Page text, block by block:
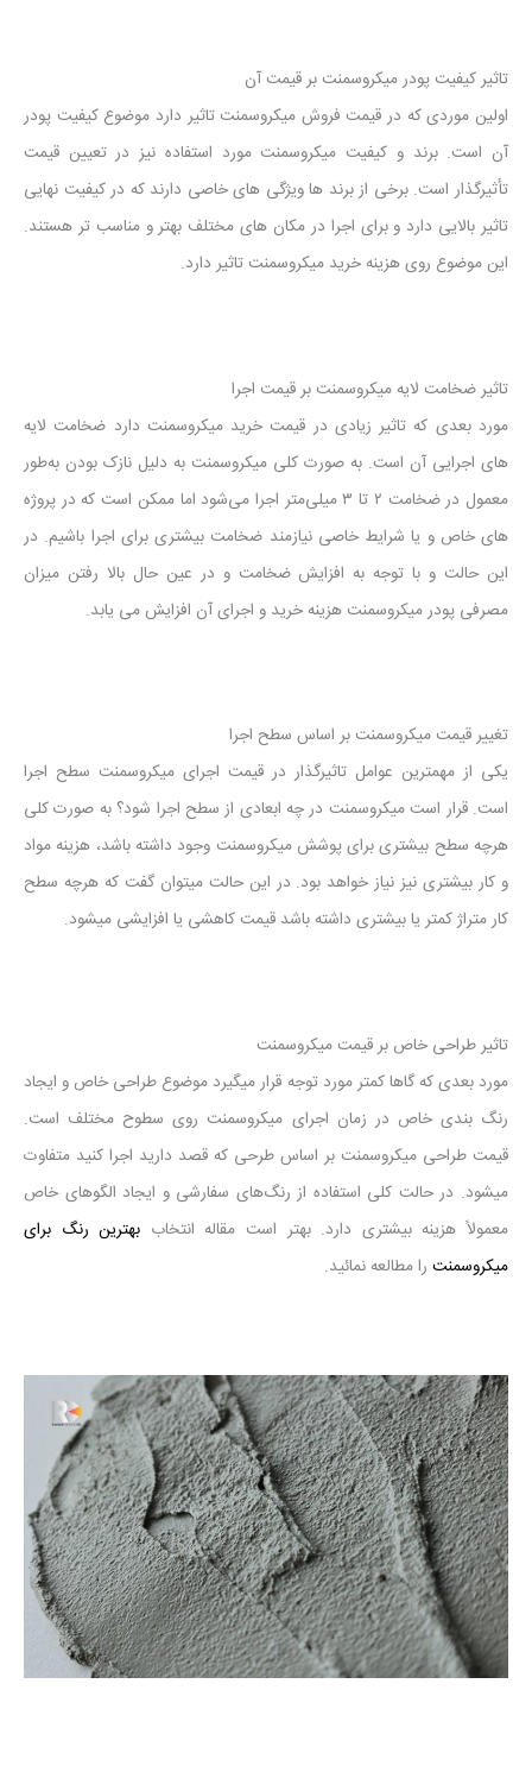
تاثیر کیفیت پودر میکروسمنت بر قیمت آن
اولین موردی که در قیمت فروش میکروسمنت تاثیر دارد موضوع کیفیت پودر
آن است. برند و کیفیت میکروسمنت مورد استفاده نیز در تعیین قیمت
تأثیرگذار است. برخی از برند ها ویژگی های خاصی دارند که در کیفیت نهایی
تاثیر بالایی دارد و برای اجرا در مکان های مختلف بهتر و مناسب تر هستند.
این موضوع روی هزینه خرید میکروسمنت تاثیر دارد.
تاثیر ضخامت لایه میکروسمنت بر قیمت اجرا
مورد بعدی که تاثیر زیادی در قیمت خرید میکروسمنت دارد ضخامت لایه
های اجرایی آن است. به صورت کلی میکروسمنت به دلیل نازک بودن به‌طور
معمول در ضخامت ۲ تا ۳ میلی‌متر اجرا می‌شود اما ممکن است که در پروژه
های خاص و یا شرایط خاصی نیازمند ضخامت بیشتری برای اجرا باشیم. در
این حالت و با توجه به افزایش ضخامت و در عین حال بالا رفتن میزان
مصرفی پودر میکروسمنت هزینه خرید و اجرای آن افزایش می یابد.
تغییر قیمت میکروسمنت بر اساس سطح اجرا
یکی از مهمترین عوامل تاثیرگذار در قیمت اجرای میکروسمنت سطح اجرا
است. قرار است میکروسمنت در چه ابعادی از سطح اجرا شود؟ به صورت کلی
هرچه سطح بیشتری برای پوشش میکروسمنت وجود داشته باشد، هزینه مواد
و کار بیشتری نیز نیاز خواهد بود. در این حالت میتوان گفت که هرچه سطح
کار متراژ کمتر یا بیشتری داشته باشد قیمت کاهشی یا افزایشی میشود.
تاثیر طراحی خاص بر قیمت میکروسمنت
مورد بعدی که گاها کمتر مورد توجه قرار میگیرد موضوع طراحی خاص و ایجاد
رنگ بندی خاص در زمان اجرای میکروسمنت روی سطوح مختلف است.
قیمت طراحی میکروسمنت بر اساس طرحی که قصد دارید اجرا کنید متفاوت
میشود. در حالت کلی استفاده از رنگ‌های سفارشی و ایجاد الگوهای خاص
معمولاً هزینه بیشتری دارد. بهتر است مقاله انتخاب بهترین رنگ برای
میکروسمنت را مطالعه نمائید.